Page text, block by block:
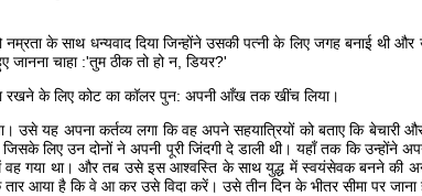
के साथ धन्यवाद दिया जिन्होंने उसकी पत्नी के लिए जगह बनाई थी
चाहा :'तुम ठीक तो हो न, डियर?'
रखने के लिए कोट का कॉलर पुन: अपनी आँख तक खींच लिया।
उसे यह अपना कर्तव्य लगा कि वह अपने सहयात्रियों को बताए कि बेचारी
लिए उन दोनों ने अपनी पूरी जिंदगी दे डाली थी। यहाँ तक कि उन्होंने
गया था। और तब उसे इस आश्वस्ति के साथ युद्ध में स्वयंसेवक बनने की
आया है कि वे आ कर उसे विदा करें। उसे तीन दिन के भीतर सीमा पर जाना